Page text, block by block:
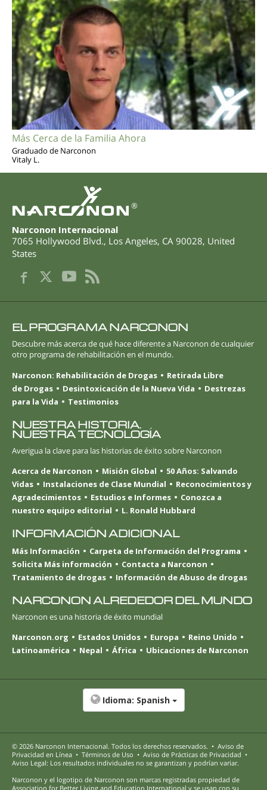
Más Cerca de la Familia Ahora
Graduado de Narconon
Vitaly L.
®
Narconon Internacional
7065 Hollywood Blvd., Los Angeles, CA 90028, United
States
EL PROGRAMA NARCONON
Descubre más acerca de qué hace diferente a Narconon de cualquier
otro programa de rehabilitación en el mundo.
Narconon: Rehabilitación de Drogas
Retirada Libre
de Drogas
Desintoxicación de la Nueva Vida
Destrezas
para la Vida
Testimonios
NUESTRA HISTORIA.
NUESTRA TECNOLOGÍA
Averigua la clave para las historias de éxito sobre Narconon
Acerca de Narconon
Misión Global
50 Años: Salvando
Vidas
Instalaciones de Clase Mundial
Reconocimientos y
Agradecimientos
Estudios e Informes
Conozca a
nuestro equipo editorial
L. Ronald Hubbard
INFORMACIÓN ADICIONAL
Más Información
Carpeta de Información del Programa
Solicita Más información
Contacta a Narconon
Tratamiento de drogas
Información de Abuso de drogas
NARCONON ALREDEDOR DEL MUNDO
Narconon es una historia de éxito mundial
Narconon.org
Estados Unidos Europa
Reino Unido
Latinoamérica
Nepal África Ubicaciones de Narconon
Idioma: Spanish
© 2026 Narconon Internacional. Todos los derechos reservados. • Aviso de
Privacidad en Línea • Términos de Uso • Aviso de Prácticas de Privacidad •
Aviso Legal: Los resultados individuales no se garantizan y podrían variar.
Narconon y el logotipo de Narconon son marcas registradas propiedad de
Association for Better Living and Education International y se usan con su